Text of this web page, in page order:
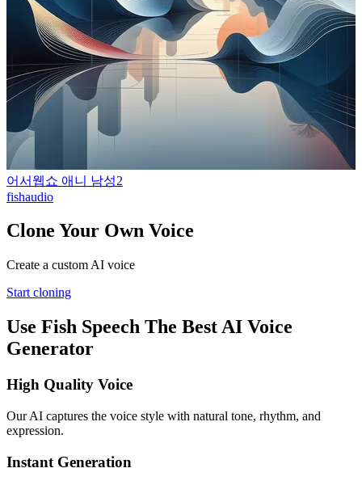
어서웹쇼 애니 남성2
fishaudio
Clone Your Own Voice
Create a custom AI voice
Start cloning
Use Fish Speech The Best AI Voice
Generator
High Quality Voice
Our AI captures the voice style with natural tone, rhythm, and
expression.
Instant Generation